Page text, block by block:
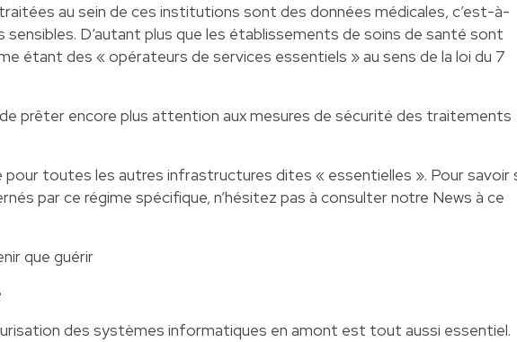
au sein de ces institutions sont des données médicales, c’est-à-
sensibles. D’autant plus que les établissements de soins de santé sont
étant des « opérateurs de services essentiels » au sens de la loi du 7
prêter encore plus attention aux mesures de sécurité des traitements
pour toutes les autres infrastructures dites « essentielles ». Pour savoir
par ce régime spécifique, n’hésitez pas à consulternotre News à ce
que guérir
des systèmes informatiques en amont est tout aussi essentiel.